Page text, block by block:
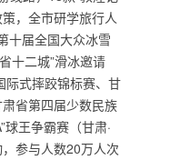
，全市研学旅行人
十届全国大众冰雪
十二城”滑冰邀请
际式摔跤锦标赛、甘
省第四届少数民族
球王争霸赛（甘肃·
参与人数20万人次